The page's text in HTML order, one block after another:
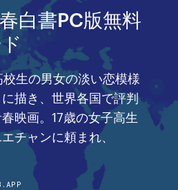
白書PC版無料
生の男女の淡い恋模様
描き、世界各国で評判
映画。17歳の女子高生
チャンに頼まれ、